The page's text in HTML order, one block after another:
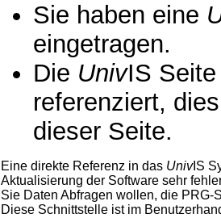
Sie haben eine
eingetragen.
Die UnivIS
referenziert,
dieser Seite.
Eine direkte Referenz in das UnivIS
Aktualisierung der Software sehr
Sie Daten Abfragen wollen, die PRG-
Diese Schnittstelle ist im